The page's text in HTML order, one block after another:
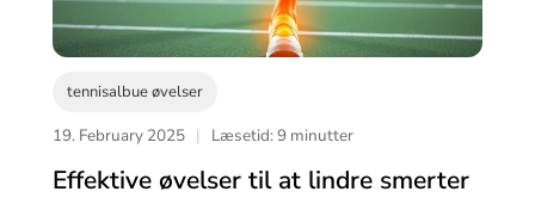
tennisalbue øvelser
19. February 2025 | Læsetid: 9 minutter
Effektive øvelser til at lindre smerter